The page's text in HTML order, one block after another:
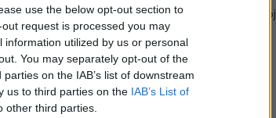
use the below opt-out section to
request is processed you may
utilized by us or personal
You may separately opt-out of the
on the IAB’s list of downstream
us to third parties on the IAB’s List of
other third parties.
Visi įrašai
įsitvirtinti Ukrainos
neteisus
Laidos | Nauja diena